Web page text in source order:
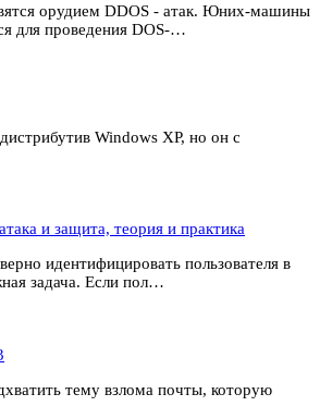
орудием DDOS - атак. Юних-машины
для проведения DOS-…
Windows XP, но он с
и защита, теория и практика
идентифицировать пользователя в
задача. Если пол…
тему взлома почты, которую